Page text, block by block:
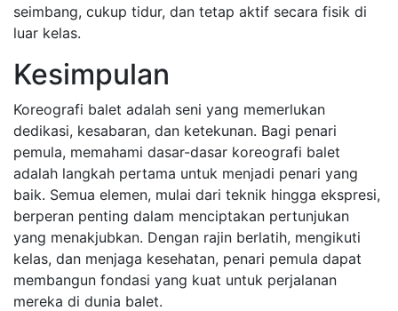
seimbang, cukup tidur, dan tetap aktif secara fisik di
luar kelas.
Kesimpulan
Koreografi balet adalah seni yang memerlukan
dedikasi, kesabaran, dan ketekunan. Bagi penari
pemula, memahami dasar-dasar koreografi balet
adalah langkah pertama untuk menjadi penari yang
baik. Semua elemen, mulai dari teknik hingga ekspresi,
berperan penting dalam menciptakan pertunjukan
yang menakjubkan. Dengan rajin berlatih, mengikuti
kelas, dan menjaga kesehatan, penari pemula dapat
membangun fondasi yang kuat untuk perjalanan
mereka di dunia balet.